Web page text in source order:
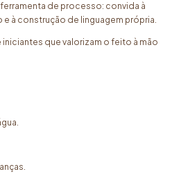
ferramenta de processo: convida à
à construção de linguagem própria.
iniciantes que valorizam o feito à mão